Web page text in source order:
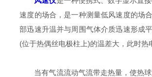
速度的场合，是一种测量低风速度的场
部迅速升温并与周围气体介质迅速形成
(位于热偶丝电极柱上)的温差大，此时热
当有气流流动气流带走热量，使热球